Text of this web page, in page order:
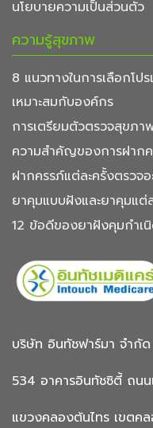
นโยบายความเป็นส่วนตัว
ความรู้สุขภาพ
8 แนวทางในการเลือกโป
เหมาะสมกับองค์กร
การเตรียมตัวตรวจสุขภา
ความสำคัญของการฝาก
ฝากครรภ์แต่ละครั้งตรวจอ
ยาคุมแบบฝังและยาคุมแ
12 ข้อดีของยาฝังคุมกำเนิ
บริษัท อินทัชฟาร์มา จำกัด
534 อาคารอินทัชซิตี้ ถน
แขวงคลองต้นไทร เขตค